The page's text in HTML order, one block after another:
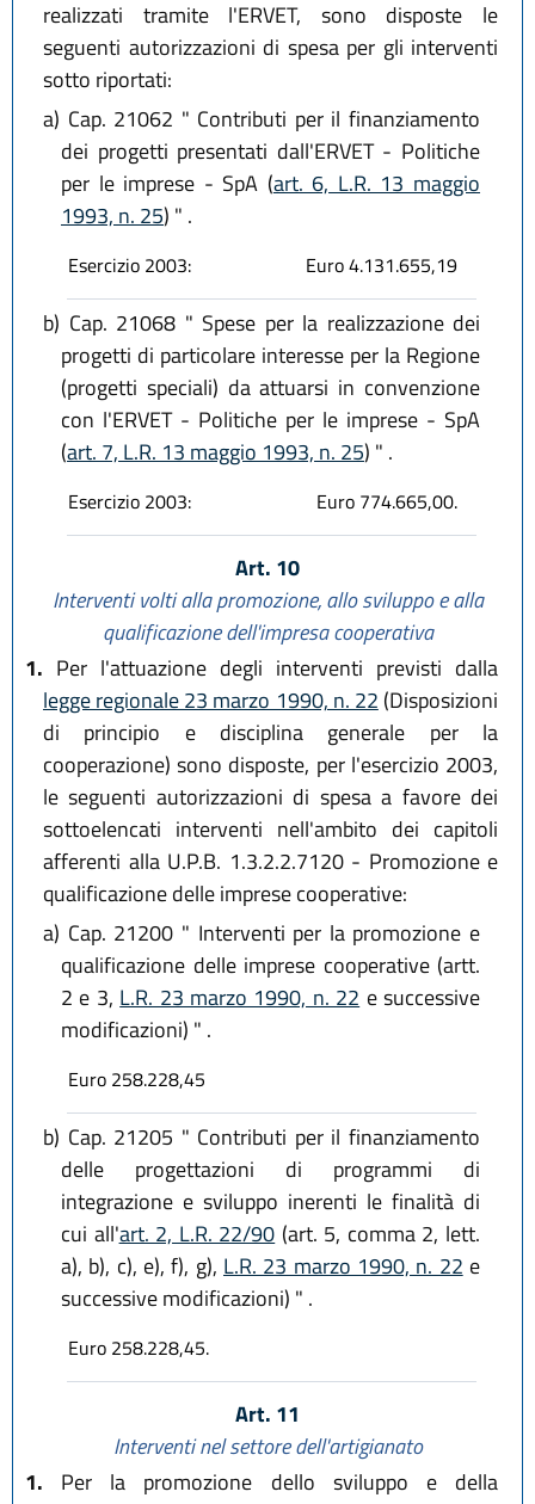
realizzati tramite l'ERVET, sono disposte le
seguenti autorizzazioni di spesa per gli interventi
sotto riportati:
a) Cap. 21062 " Contributi per il finanziamento
dei progetti presentati dall'ERVET - Politiche
per le imprese - SpA (art. 6, L.R. 13 maggio
1993, n. 25) " .
Esercizio 2003: Euro 4.131.655,19
b) Cap. 21068 " Spese per la realizzazione dei
progetti di particolare interesse per la Regione
(progetti speciali) da attuarsi in convenzione
con l'ERVET - Politiche per le imprese - SpA
(art. 7, L.R. 13 maggio 1993, n. 25) " .
Esercizio 2003: Euro 774.665,00.
Art. 10
Interventi volti alla promozione, allo sviluppo e alla
qualificazione dell'impresa cooperativa
1. Per l'attuazione degli interventi previsti dalla
legge regionale 23 marzo 1990, n. 22 (Disposizioni
di principio e disciplina generale per la
cooperazione) sono disposte, per l'esercizio 2003,
le seguenti autorizzazioni di spesa a favore dei
sottoelencati interventi nell'ambito dei capitoli
afferenti alla U.P.B. 1.3.2.2.7120 - Promozione e
qualificazione delle imprese cooperative:
a) Cap. 21200 " Interventi per la promozione e
qualificazione delle imprese cooperative (artt.
2 e 3, L.R. 23 marzo 1990, n. 22 e successive
modificazioni) " .
Euro 258.228,45
b) Cap. 21205 " Contributi per il finanziamento
delle progettazioni di programmi di
integrazione e sviluppo inerenti le finalità di
cui all'art. 2, L.R. 22/90 (art. 5, comma 2, lett.
a), b), c), e), f), g), L.R. 23 marzo 1990, n. 22 e
successive modificazioni) " .
Euro 258.228,45.
Art. 11
Interventi nel settore dell'artigianato
1. Per la promozione dello sviluppo e della